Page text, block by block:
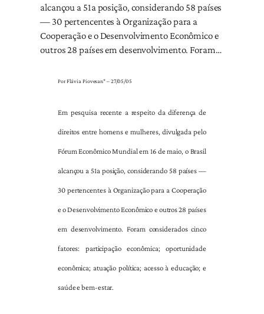
alcançou a 51a posição, considerando 58 países
— 30 pertencentes à Organização para a
Cooperação e o Desenvolvimento Econômico e
outros 28 países em desenvolvimento. Foram…
Por Flávia Piovesan* – 27/05/05
Em pesquisa recente a respeito da diferença de
direitos entre homens e mulheres, divulgada pelo
Fórum Econômico Mundial em 16 de maio, o Brasil
alcançou a 51a posição, considerando 58 países —
30 pertencentes à Organização para a Cooperação
e o Desenvolvimento Econômico e outros 28 países
em desenvolvimento. Foram considerados cinco
fatores: participação econômica; oportunidade
econômica; atuação política; acesso à educação; e
saúde e bem-estar.